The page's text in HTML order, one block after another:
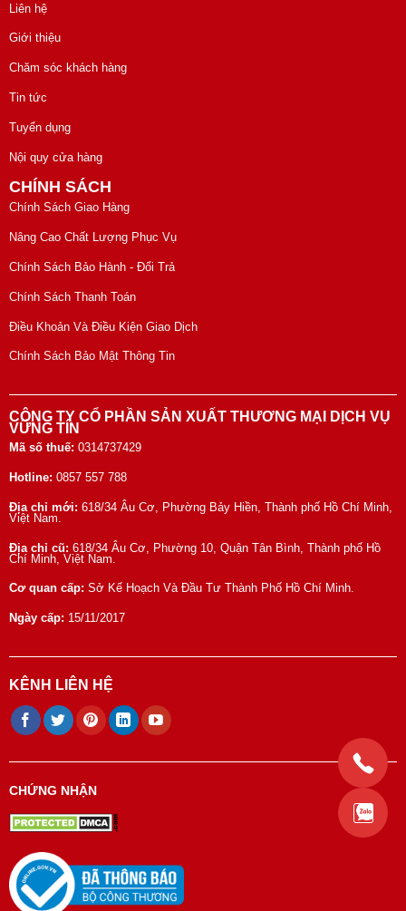
Liên hệ
Giới thiệu
Chăm sóc khách hàng
Tin tức
Tuyển dụng
Nội quy cửa hàng
CHÍNH SÁCH
Chính Sách Giao Hàng
Nâng Cao Chất Lượng Phục Vụ
Chính Sách Bảo Hành - Đổi Trả
Chính Sách Thanh Toán
Điều Khoản Và Điều Kiện Giao Dịch
Chính Sách Bảo Mật Thông Tin
CÔNG TY CỔ PHẦN SẢN XUẤT THƯƠNG MẠI DỊCH VỤ
VỮNG TÍN
Mã số thuế: 0314737429
Hotline: 0857 557 788
Địa chỉ mới: 618/34 Âu Cơ, Phường Bảy Hiền, Thành phố Hồ Chí Minh,
Việt Nam.
Địa chỉ cũ: 618/34 Âu Cơ, Phường 10, Quận Tân Bình, Thành phố Hồ
Chí Minh, Việt Nam.
Cơ quan cấp: Sở Kế Hoạch Và Đầu Tư Thành Phố Hồ Chí Minh.
Ngày cấp: 15/11/2017
KÊNH LIÊN HỆ
CHỨNG NHẬN